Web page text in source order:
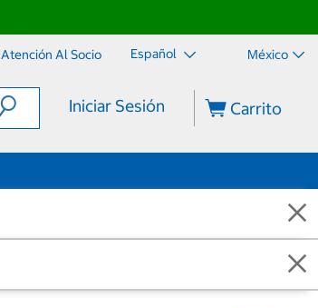
Atención Al Socio Español México
Iniciar Sesión Carrito